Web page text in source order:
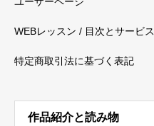
WEBレッスン / 目次とサービス
特定商取引法に基づく表記
作品紹介と読み物